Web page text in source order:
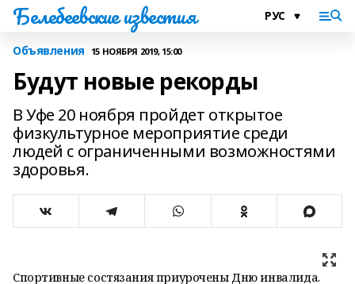
Белебеевские известия
Объявления 15 НОЯБРЯ 2019, 15:00
Будут новые рекорды
В Уфе 20 ноября пройдет открытое
физкультурное мероприятие среди
людей с ограниченными возможностями
здоровья.
Спортивные состязания приурочены Дню инвалида.